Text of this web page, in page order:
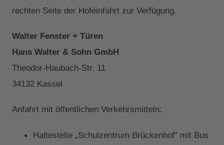
rechten Seite der Hofeinfahrt zur Verfügung.
Walter Fenster + Türen
Hans Walter & Sohn GmbH
Theodor-Haubach-Str. 11
34132 Kassel
Anfahrt mit öffentlichen Verkehrsmitteln:
Haltestelle „Schulzentrum Brückenhof" mit Bus